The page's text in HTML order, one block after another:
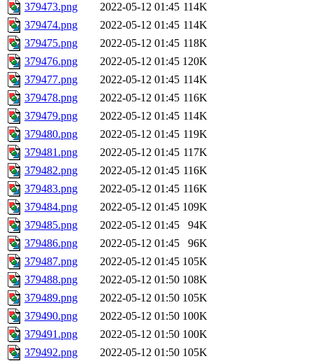
379473.png
2022-05-12 01:45 114K
379474.png
2022-05-12 01:45 114K
379475.png
2022-05-12 01:45 118K
379476.png
2022-05-12 01:45 120K
379477.png
2022-05-12 01:45 114K
379478.png
2022-05-12 01:45 116K
379479.png
2022-05-12 01:45 114K
379480.png
2022-05-12 01:45 119K
379481.png
2022-05-12 01:45 117K
379482.png
2022-05-12 01:45 116K
379483.png
2022-05-12 01:45 116K
379484.png
2022-05-12 01:45 109K
379485.png
2022-05-12 01:45
94K
379486.png
2022-05-12 01:45
96K
379487.png
2022-05-12 01:45 105K
379488.png
2022-05-12 01:50 108K
379489.png
2022-05-12 01:50 105K
379490.png
2022-05-12 01:50 100K
379491.png
2022-05-12 01:50 100K
379492.png
2022-05-12 01:50 105K